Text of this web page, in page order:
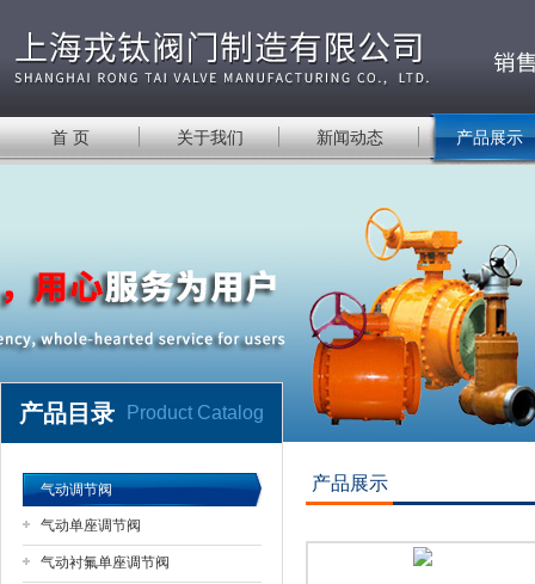
首 页 关于我们 新闻动态 产品展示
产品目录 Product Catalog
气动调节阀
气动单座调节阀
气动衬氟单座调节阀
产品展示